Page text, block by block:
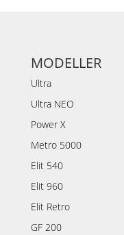
MODELLER
Ultra
Ultra NEO
Power X
Metro 5000
Elit 540
Elit 960
Elit Retro
GF 200